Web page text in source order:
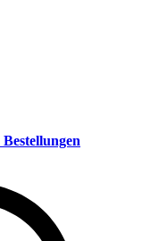
Bestellungen